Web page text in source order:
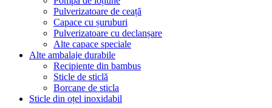
Pulverizatoare de ceață
Capace cu șuruburi
Pulverizatoare cu declanșare
Alte capace speciale
Alte ambalaje durabile
Recipiente din bambus
Sticle de sticlă
Borcane de sticla
Sticle din oțel inoxidabil